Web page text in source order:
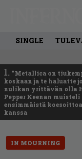
SINGLE
1. ”Metallica on
koskaan ja te haluatte
nulikan yrittävän olla
Pepper Keenan muisteli
ensimmäistä
kanssa
IN MOURNING